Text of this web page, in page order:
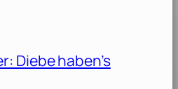
Diebe haben’s